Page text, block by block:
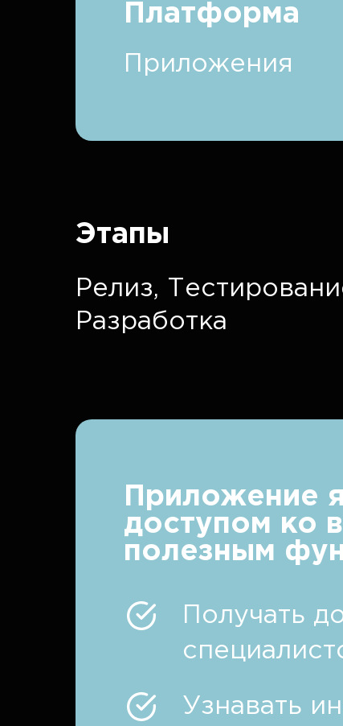
Платформа
Приложения
Этапы
Релиз,
Разработка
Приложение
доступом ко
полезным
Получать
Узнавать